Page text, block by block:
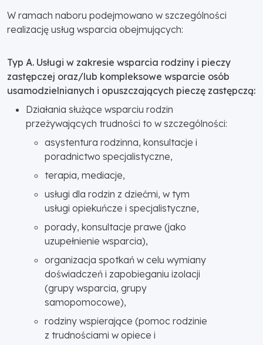
W ramach naboru podejmowano w szczególności
realizację usług wsparcia obejmujących:
Typ A. Usługi w zakresie wsparcia rodziny i pieczy
zastępczej oraz/lub kompleksowe wsparcie osób
usamodzielnianych i opuszczających pieczę zastępczą:
Działania służące wsparciu rodzin
przeżywających trudności to w szczególności:
asystentura rodzinna, konsultacje i
poradnictwo specjalistyczne,
terapia, mediacje,
usługi dla rodzin z dziećmi, w tym
usługi opiekuńcze i specjalistyczne,
porady, konsultacje prawe (jako
uzupełnienie wsparcia),
organizacja spotkań w celu wymiany
doświadczeń i zapobieganiu izolacji
(grupy wsparcia, grupy
samopomocowe),
rodziny wspierające (pomoc rodzinie
z trudnościami w opiece i